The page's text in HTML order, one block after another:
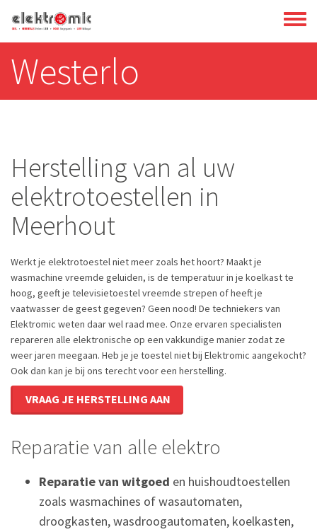
Overslaan
en
de
inhoud
menu
Westerlo
Herstelling van al uw
elektrotoestellen in
Meerhout
Werkt je elektrotoestel niet meer zoals het hoort? Maakt je
wasmachine vreemde geluiden, is de temperatuur in je koelkast te
hoog, geeft je televisietoestel vreemde strepen of heeft je
vaatwasser de geest gegeven? Geen nood! De techniekers van
Elektromic weten daar wel raad mee. Onze ervaren specialisten
repareren alle elektronische op een vakkundige manier zodat ze
weer jaren meegaan. Heb je je toestel niet bij Elektromic aangekocht?
Ook dan kan je bij ons terecht voor een herstelling.
VRAAG JE HERSTELLING AAN
Reparatie van alle elektro
Reparatie van witgoed en huishoudtoestellen
zoals wasmachines of wasautomaten,
droogkasten, wasdroogautomaten, koelkasten,